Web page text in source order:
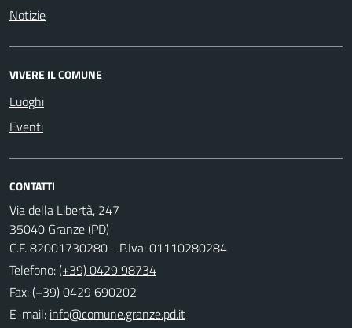
Notizie
VIVERE IL COMUNE
Luoghi
Eventi
CONTATTI
Via della Libertà, 247
35040 Granze (PD)
C.F. 82001730280 - P.Iva: 01110280284
Telefono:(+39) 0429 98734
Fax: (+39) 0429 690202
E-mail: